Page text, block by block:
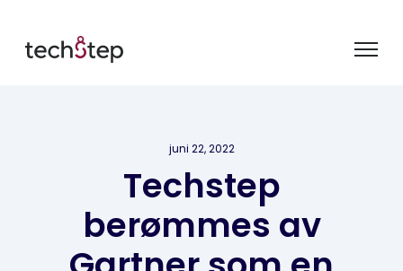
juni 22, 2022
Techstep
berømmes av